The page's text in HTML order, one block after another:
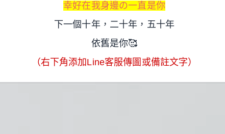
幸好在我身邊の一直是你
下一個十年，二十年，五十年
依舊是你🥰
（右下角添加Line客服傳圖或備註文字）